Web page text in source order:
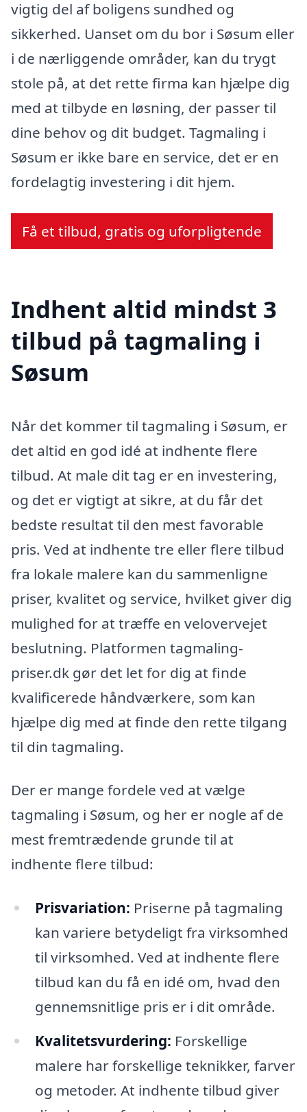
vigtig del af boligens sundhed og
sikkerhed. Uanset om du bor i Søsum eller
i de nærliggende områder, kan du trygt
stole på, at det rette firma kan hjælpe dig
med at tilbyde en løsning, der passer til
dine behov og dit budget. Tagmaling i
Søsum er ikke bare en service, det er en
fordelagtig investering i dit hjem.
Få et tilbud, gratis og uforpligtende
Indhent altid mindst 3
tilbud på tagmaling i
Søsum
Når det kommer til tagmaling i Søsum, er
det altid en god idé at indhente flere
tilbud. At male dit tag er en investering,
og det er vigtigt at sikre, at du får det
bedste resultat til den mest favorable
pris. Ved at indhente tre eller flere tilbud
fra lokale malere kan du sammenligne
priser, kvalitet og service, hvilket giver dig
mulighed for at træffe en velovervejet
beslutning. Platformen tagmaling-
priser.dk gør det let for dig at finde
kvalificerede håndværkere, som kan
hjælpe dig med at finde den rette tilgang
til din tagmaling.
Der er mange fordele ved at vælge
tagmaling i Søsum, og her er nogle af de
mest fremtrædende grunde til at
indhente flere tilbud:
Prisvariation: Priserne på tagmaling
kan variere betydeligt fra virksomhed
til virksomhed. Ved at indhente flere
tilbud kan du få en idé om, hvad den
gennemsnitlige pris er i dit område.
Kvalitetsvurdering: Forskellige
malere har forskellige teknikker, farver
og metoder. At indhente tilbud giver